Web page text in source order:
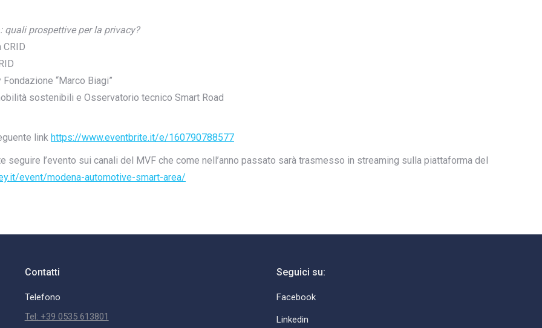
prospettive per la privacy?
“Marco Biagi”
sostenibili e Osservatorio tecnico Smart Road
link https://www.eventbrite.it/e/160790788577
l’evento sui canali del MVF che come nell’anno passato sarà trasmesso in streaming sulla piattaforma del
event/modena-automotive-smart-area/
Contatti
Telefono
Tel: +39 0535 613801
Seguici su:
Facebook
Linkedin